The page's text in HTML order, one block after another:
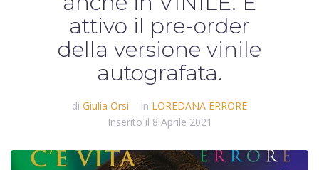
attivo il pre-order
della versione vinile
autografata.
di Giulia Orsi In LOREDANA ERRORE
Inserito il 8 Aprile 2021